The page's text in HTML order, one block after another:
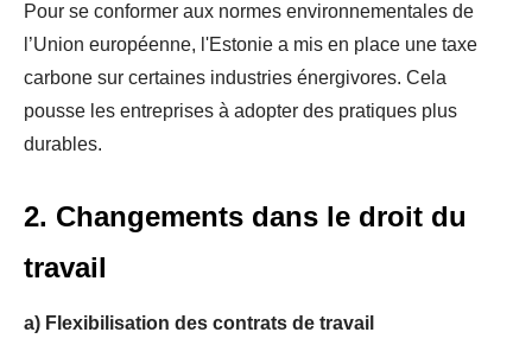
Pour se conformer aux normes environnementales de
l’Union européenne, l'Estonie a mis en place une taxe
carbone sur certaines industries énergivores. Cela
pousse les entreprises à adopter des pratiques plus
durables.
2. Changements dans le droit du
travail
a) Flexibilisation des contrats de travail